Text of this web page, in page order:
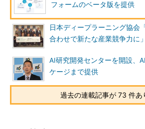
フォームのベータ版を提供
日本ディープラーニング協会
合わせで新たな産業競争力に」
AI研究開発センターを開設、
ケージまで提供
過去の連載記事が 73 件あ